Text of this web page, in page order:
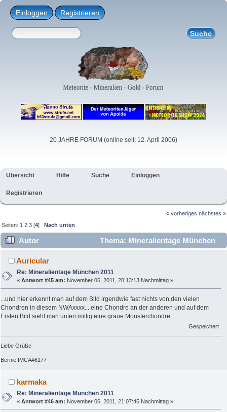
Einloggen Registrieren
20 JAHRE FORUM (online seit: 12. April 2006)
Übersicht Hilfe Suche Einloggen
Registrieren
« vorheriges nächstes »
Seiten: 1 2 3 [4]Nach unten
Autor
Thema: Mineralientage München
2011 (Gelesen 19724 mal)
Auricular
Re: Mineralientage München 2011
«Antwort #45 am: November 06, 2011, 20:13:13 Nachmittag »
...und hier erkennt man auf dem Bild irgendwie fast nichts von den vielen
Chondren in diesem NWAxxxx....eine Chondre an der anderen und auf dem
Ersten Bild sieht man unten mittig eine graue Monsterchondre
Gespeichert
Liebe Grüße
Bernie IMCA#6177
karmaka
Re: Mineralientage München 2011
«Antwort #46 am: November 06, 2011, 21:07:45 Nachmittag »